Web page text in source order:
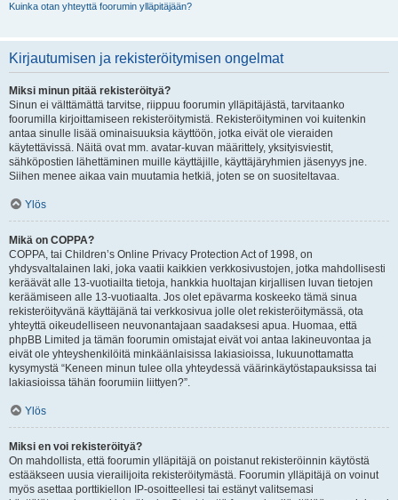
Kuinka otan yhteyttä foorumin ylläpitäjään?
Kirjautumisen ja rekisteröitymisen ongelmat
Miksi minun pitää rekisteröityä?
Sinun ei välttämättä tarvitse, riippuu foorumin ylläpitäjästä, tarvitaanko
foorumilla kirjoittamiseen rekisteröitymistä. Rekisteröityminen voi kuitenkin
antaa sinulle lisää ominaisuuksia käyttöön, jotka eivät ole vieraiden
käytettävissä. Näitä ovat mm. avatar-kuvan määrittely, yksityisviestit,
sähköpostien lähettäminen muille käyttäjille, käyttäjäryhmien jäsenyys jne.
Siihen menee aikaa vain muutamia hetkiä, joten se on suositeltavaa.
Ylös
Mikä on COPPA?
COPPA, tai Children’s Online Privacy Protection Act of 1998, on
yhdysvaltalainen laki, joka vaatii kaikkien verkkosivustojen, jotka mahdollisesti
keräävät alle 13-vuotiailta tietoja, hankkia huoltajan kirjallisen luvan tietojen
keräämiseen alle 13-vuotiaalta. Jos olet epävarma koskeeko tämä sinua
rekisteröityvänä käyttäjänä tai verkkosivua jolle olet rekisteröitymässä, ota
yhteyttä oikeudelliseen neuvonantajaan saadaksesi apua. Huomaa, että
phpBB Limited ja tämän foorumin omistajat eivät voi antaa lakineuvontaa ja
eivät ole yhteyshenkilöitä minkäänlaisissa lakiasioissa, lukuunottamatta
kysymystä “Keneen minun tulee olla yhteydessä väärinkäytöstapauksissa tai
lakiasioissa tähän foorumiin liittyen?”.
Ylös
Miksi en voi rekisteröityä?
On mahdollista, että foorumin ylläpitäjä on poistanut rekisteröinnin käytöstä
estääkseen uusia vierailijoita rekisteröitymästä. Foorumin ylläpitäjä on voinut
myös asettaa porttikiellon IP-osoitteellesi tai estänyt valitsemasi